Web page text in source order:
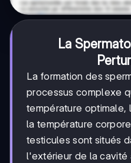
La
La formation des
processus complexe
température optimale,
la température
testicules sont situés
l'extérieur de la cavité